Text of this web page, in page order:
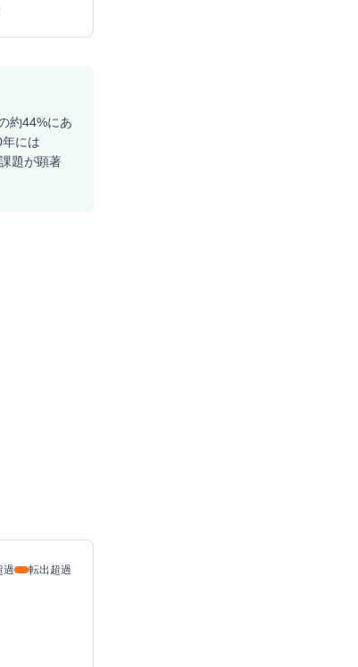
約44%にあ
には
題が顕著
過 転出超過